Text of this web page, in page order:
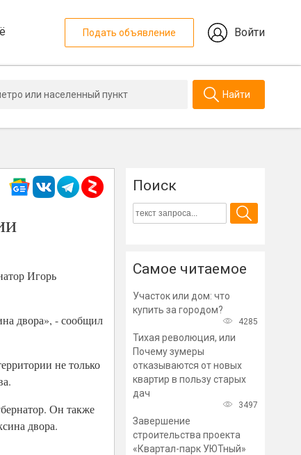
Подать объявление Войти
Найти
Игорь
двора», - сообщил
не только
Он также
двора.
Поиск
Самое читаемое
Участок или дом: что
купить за городом?
4285
Тихая революция, или
Почему зумеры
отказываются от новых
квартир в пользу старых
дач
3497
Завершение
строительства проекта
«Квартал-парк УЮТный»